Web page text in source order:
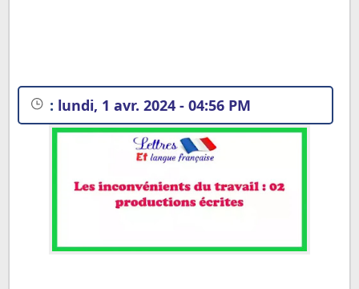
: lundi, 1 avr. 2024 - 04:56 PM